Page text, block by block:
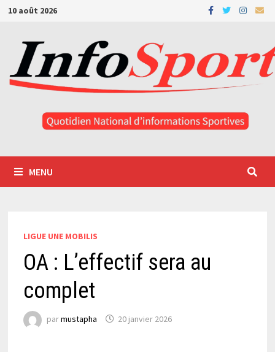
Passer
contenu
10 août 2026
MENU
LIGUE UNE MOBILIS
OA : L’effectif sera au
complet
parmustapha 20 janvier 2026